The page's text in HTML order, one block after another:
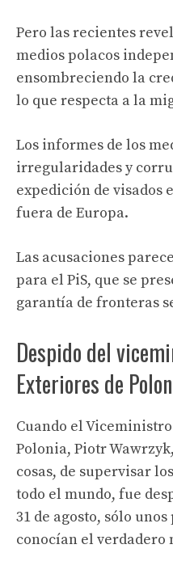
Pero las recientes
medios polacos
ensombreciendo la
lo que respecta a la
Los informes de los
irregularidades y
expedición de visados
fuera de Europa.
Las acusaciones
para el PiS, que se
garantía de fronteras
Despido del
Exteriores de
Cuando el
Polonia, Piotr
cosas, de supervisar
todo el mundo, fue
31 de agosto, sólo
conocían el verdadero